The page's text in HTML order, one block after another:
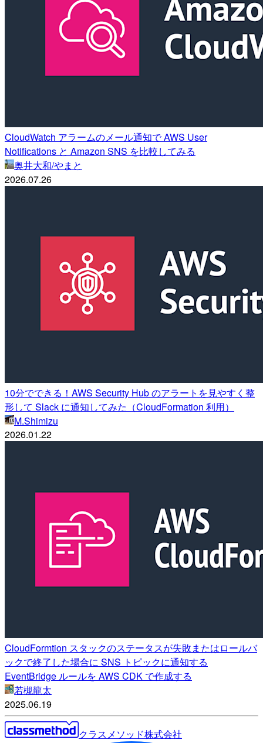
CloudWatch アラームのメール通知で AWS User
Notifications と Amazon SNS を比較してみる
奥井大和/やまと
2026.07.26
10分でできる！AWS Security Hub のアラートを見やすく整
形して Slack に通知してみた（CloudFormation 利用）
M.Shimizu
2026.01.22
CloudFormtion スタックのステータスが失敗またはロールバ
ックで終了した場合に SNS トピックに通知する
EventBridge ルールを AWS CDK で作成する
若槻龍太
2025.06.19
クラスメソッド株式会社